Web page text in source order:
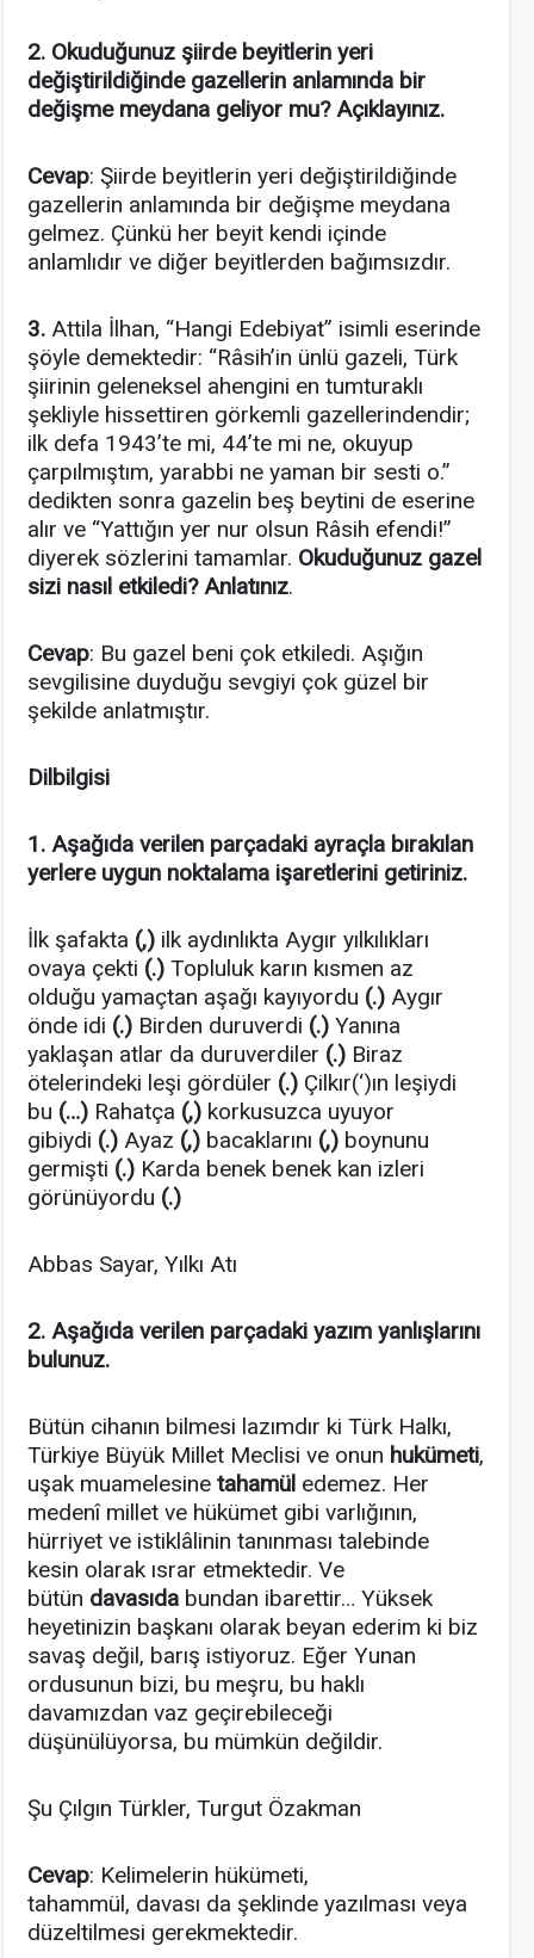
2. Okuduğunuz şiirde beyitlerin yeri
değiştirildiğinde gazellerin anlamında bir
değişme meydana geliyor mu? Açıklayınız.
Cevap: Şiirde beyitlerin yeri değiştirildiğinde
gazellerin anlamında bir değişme meydana
gelmez. Çünkü her beyit kendi içinde
anlamlıdır ve diğer beyitlerden bağımsızdır.
3. Attila İlhan, “Hangi Edebiyat” isimli eserinde
şöyle demektedir: “Râsih’in ünlü gazeli, Türk
şiirinin geleneksel ahengini en tumturaklı
şekliyle hissettiren görkemli gazellerindendir;
ilk defa 1943’te mi, 44’te mi ne, okuyup
çarpılmıştım, yarabbi ne yaman bir sesti o.”
dedikten sonra gazelin beş beytini de eserine
alır ve “Yattığın yer nur olsun Râsih efendi!”
diyerek sözlerini tamamlar. Okuduğunuz gazel
sizi nasıl etkiledi? Anlatınız.
Cevap: Bu gazel beni çok etkiledi. Aşığın
sevgilisine duyduğu sevgiyi çok güzel bir
şekilde anlatmıştır.
Dilbilgisi
1. Aşağıda verilen parçadaki ayraçla bırakılan
yerlere uygun noktalama işaretlerini getiriniz.
İlk şafakta (,) ilk aydınlıkta Aygır yılkılıkları
ovaya çekti (.) Topluluk karın kısmen az
olduğu yamaçtan aşağı kayıyordu (.) Aygır
önde idi (.) Birden duruverdi (.) Yanına
yaklaşan atlar da duruverdiler (.) Biraz
ötelerindeki leşi gördüler (.) Çilkır(‘)ın leşiydi
bu (…) Rahatça (,) korkusuzca uyuyor
gibiydi (.) Ayaz (,) bacaklarını (,) boynunu
germişti (.) Karda benek benek kan izleri
görünüyordu (.)
Abbas Sayar, Yılkı Atı
2. Aşağıda verilen parçadaki yazım yanlışlarını
bulunuz.
Bütün cihanın bilmesi lazımdır ki Türk Halkı,
Türkiye Büyük Millet Meclisi ve onun hukümeti,
uşak muamelesinetahamül edemez. Her
medenî millet ve hükümet gibi varlığının,
hürriyet ve istiklâlinin tanınması talebinde
kesin olarak ısrar etmektedir. Ve
bütün davasıda bundan ibarettir… Yüksek
heyetinizin başkanı olarak beyan ederim ki biz
savaş değil, barış istiyoruz. Eğer Yunan
ordusunun bizi, bu meşru, bu haklı
davamızdan vaz geçirebileceği
düşünülüyorsa, bu mümkün değildir.
Şu Çılgın Türkler, Turgut Özakman
Cevap: Kelimelerin hükümeti,
tahammül, davası da şeklinde yazılması veya
düzeltilmesi gerekmektedir.